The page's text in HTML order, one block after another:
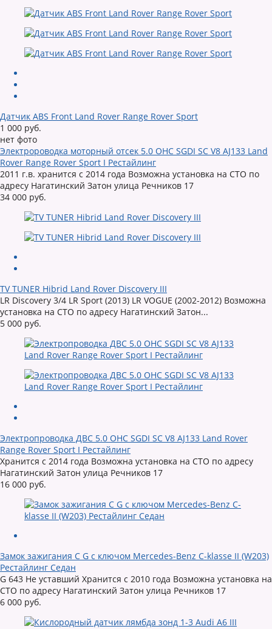
Датчик ABS Front Land Rover Range Rover Sport
1 000 руб.
нет фото
Электророводка моторный отсек 5.0 OHC SGDI SC V8 AJ133 Land
Rover Range Rover Sport I Рестайлинг
2011 г.в. хранится с 2014 года Возможна установка на СТО по
адресу Нагатинский Затон улица Речников 17
34 000 руб.
TV TUNER Hibrid Land Rover Discovery III
LR Discovery 3/4 LR Sport (2013) LR VOGUE (2002-2012) Возможна
установка на СТО по адресу Нагатинский Затон...
5 000 руб.
Электропроводка ДВС 5.0 OHC SGDI SC V8 AJ133 Land Rover
Range Rover Sport I Рестайлинг
Хранится с 2014 года Возможна установка на СТО по адресу
Нагатинский Затон улица Речников 17
16 000 руб.
Замок зажигания C G с ключом Mercedes-Benz C-klasse II (W203)
Рестайлинг Седан
G 643 Не уставший Хранится с 2010 года Возможна установка на
СТО по адресу Нагатинский Затон улица Речников 17
6 000 руб.